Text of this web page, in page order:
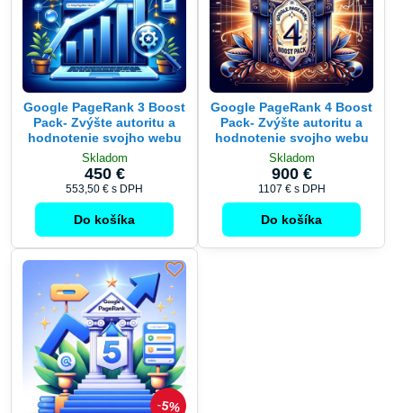
Google PageRank 3 Boost
Pack- Zvýšte autoritu a
hodnotenie svojho webu
Skladom
450 €
553,50 € s DPH
Do košíka
Google PageRank 4 Boost
Pack- Zvýšte autoritu a
hodnotenie svojho webu
Skladom
900 €
1107 € s DPH
Do košíka
5%